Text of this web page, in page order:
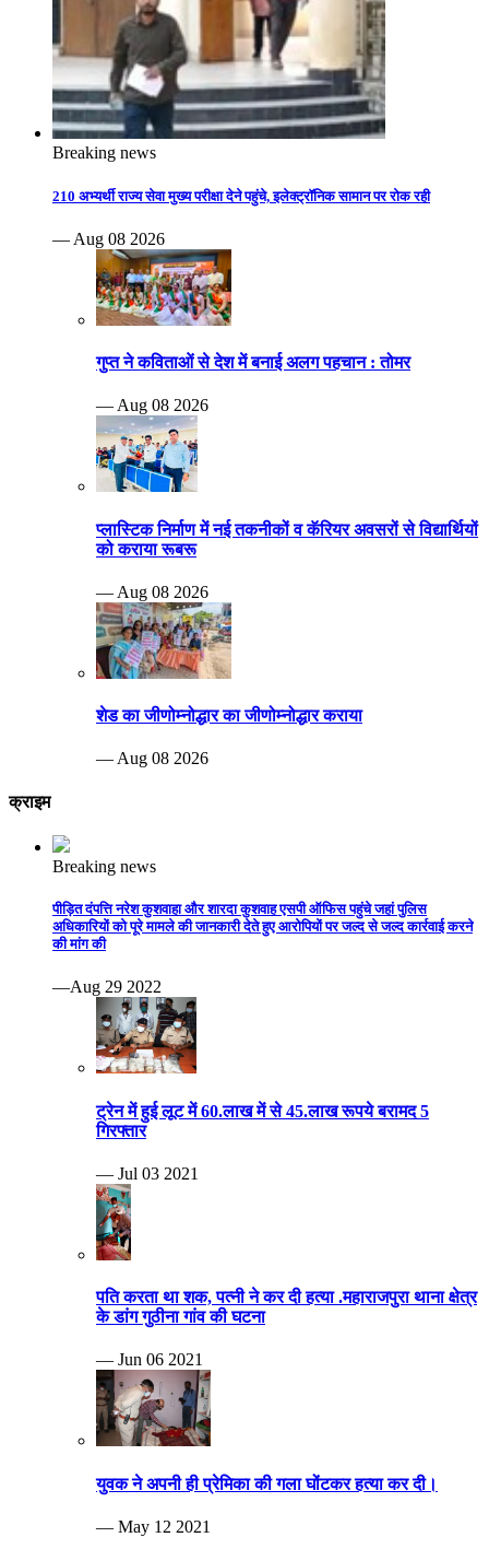
Breaking news
210 अभ्यर्थी राज्य सेवा मुख्य परीक्षा देने पहुंचे, इलेक्ट्रॉनिक सामान पर रोक रही
— Aug 08 2026
गुप्त ने कविताओं से देश में बनाई अलग पहचान : तोमर
— Aug 08 2026
प्लास्टिक निर्माण में नई तकनीकों व कॅरियर अवसरों से विद्यार्थियों
को कराया रूबरू
— Aug 08 2026
शेड का जीणोम्नोद्धार का जीणोम्नोद्धार कराया
— Aug 08 2026
क्राइम
Breaking news
पीड़ित दंपत्ति नरेश कुशवाहा और शारदा कुशवाह एसपी ऑफिस पहुंचे जहां पुलिस
अधिकारियों को पूरे मामले की जानकारी देते हुए आरोपियों पर जल्द से जल्द कार्रवाई करने
की मांग की
—Aug 29 2022
ट्रेन में हुई लूट में 60.लाख में से 45.लाख रूपये बरामद 5
गिरफ्तार
— Jul 03 2021
पति करता था शक, पत्नी ने कर दी हत्या .महाराजपुरा थाना क्षेत्र
के डांग गुठीना गांव की घटना
— Jun 06 2021
युवक ने अपनी ही प्रेमिका की गला घोंटकर हत्या कर दी।
— May 12 2021